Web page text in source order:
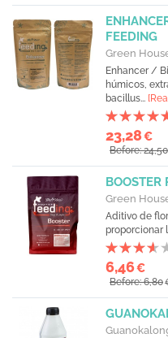
FEEDING
Green
Enhancer /
húmicos,
bacillus...
23,28€
Before: 24,50
BOOSTER
Green
Aditivo de
proporcionar
6,46€
Before: 6,80